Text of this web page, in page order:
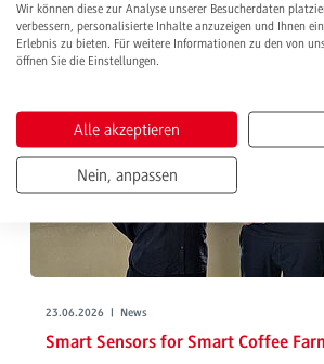
23.06.2026 | News
Smart Sensors for Smart Coffee
Wir können diese zur Analyse unserer Besucherdaten
verbessern, personalisierte Inhalte anzuzeigen und Ihnen
Erlebnis zu bieten. Für weitere Informationen zu den von
öffnen Sie die Einstellungen.
Alle akzeptieren
Nein, anpassen